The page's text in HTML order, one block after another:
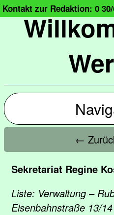
Kontakt zur Redaktion: 0 30/
←
Sekretariat Regine
Liste: Verwaltung –
Eisenbahnstraße 13/14